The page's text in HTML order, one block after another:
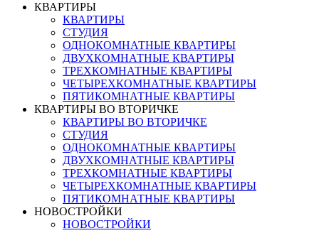
КВАРТИРЫ
КВАРТИРЫ
СТУДИЯ
ОДНОКОМНАТНЫЕ КВАРТИРЫ
ДВУХКОМНАТНЫЕ КВАРТИРЫ
ТРЕХКОМНАТНЫЕ КВАРТИРЫ
ЧЕТЫРЕХКОМНАТНЫЕ КВАРТИРЫ
ПЯТИКОМНАТНЫЕ КВАРТИРЫ
КВАРТИРЫ ВО ВТОРИЧКЕ
КВАРТИРЫ ВО ВТОРИЧКЕ
СТУДИЯ
ОДНОКОМНАТНЫЕ КВАРТИРЫ
ДВУХКОМНАТНЫЕ КВАРТИРЫ
ТРЕХКОМНАТНЫЕ КВАРТИРЫ
ЧЕТЫРЕХКОМНАТНЫЕ КВАРТИРЫ
ПЯТИКОМНАТНЫЕ КВАРТИРЫ
НОВОСТРОЙКИ
НОВОСТРОЙКИ